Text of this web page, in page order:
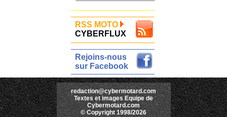
RSS MOTO
CYBERFLUX
Rejoins-nous
sur Facebook
redaction@cybermotard.com
Textes et images Equipe de
Cybermotard.com
© Copyright 1998/2026